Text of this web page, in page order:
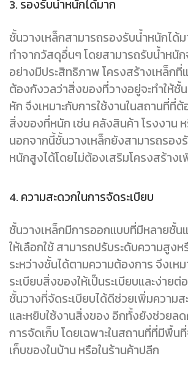
3. รองรับน้ำหนักได้มาก
ชั้นวางเหล็กสามารถรองรับน้ำหนักได้
ทำจากวัสดุอื่นๆ โดยสามารถรับน้ำหนั
อย่างมีประสิทธิภาพ โครงสร้างเหล็กที่
ต้องกังวลว่าสิ่งของที่วางอยู่จะทำให้ชั้
หัก จึงเหมาะกับการใช้งานในสถานที่ที่
สิ่งของที่หนัก เช่น คลังสินค้า โรงงาน
นอกจากนี้ชั้นวางเหล็กยังสามารถรอ
หนักสูงได้โดยไม่ต้องเสริมโครงสร้างเ
4. ความสะดวกในการจัดระเบียบ
ชั้นวางเหล็กมีการออกแบบที่มีหลายชั้น
ให้เลือกใช้ สามารถปรับระดับความสูงห
ระหว่างชั้นได้ตามความต้องการ จึงเห
ระเบียบสิ่งของให้เป็นระเบียบและง่ายต่
ชั้นวางที่จัดระเบียบได้ดีช่วยเพิ่มความส
และหยิบใช้งานสิ่งของ อีกทั้งยังช่วยล
การจัดเก็บ โดยเฉพาะในสถานที่ที่มีพื้น
เก็บของในบ้าน หรือในร้านค้าปลีก